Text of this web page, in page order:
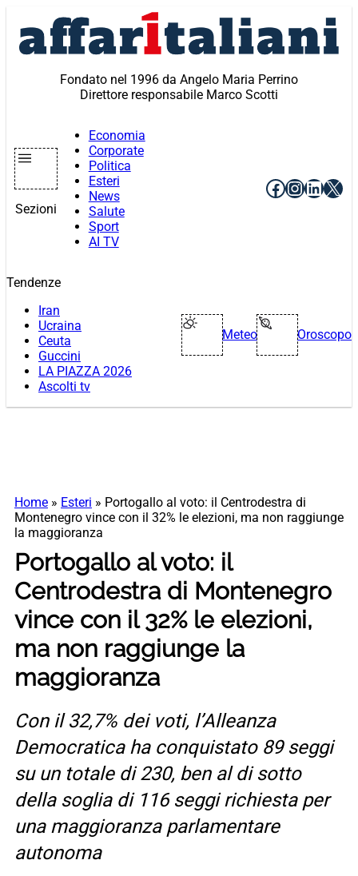
contenuto
Fondato nel 1996 da Angelo Maria Perrino
Direttore responsabile Marco Scotti
Sezioni
Economia
Corporate
Politica
Esteri
News
Salute
Sport
AI TV
Facebook
X
Tendenze
Iran
Ucraina
Ceuta
Guccini
LA PIAZZA 2026
Ascolti tv
Meteo Oroscopo
Home » Esteri » Portogallo al voto: il Centrodestra di
Montenegro vince con il 32% le elezioni, ma non raggiunge
la maggioranza
Portogallo al voto: il
Centrodestra di Montenegro
vince con il 32% le elezioni,
ma non raggiunge la
maggioranza
Con il 32,7% dei voti, l’Alleanza
Democratica ha conquistato 89 seggi
su un totale di 230, ben al di sotto
della soglia di 116 seggi richiesta per
una maggioranza parlamentare
autonoma